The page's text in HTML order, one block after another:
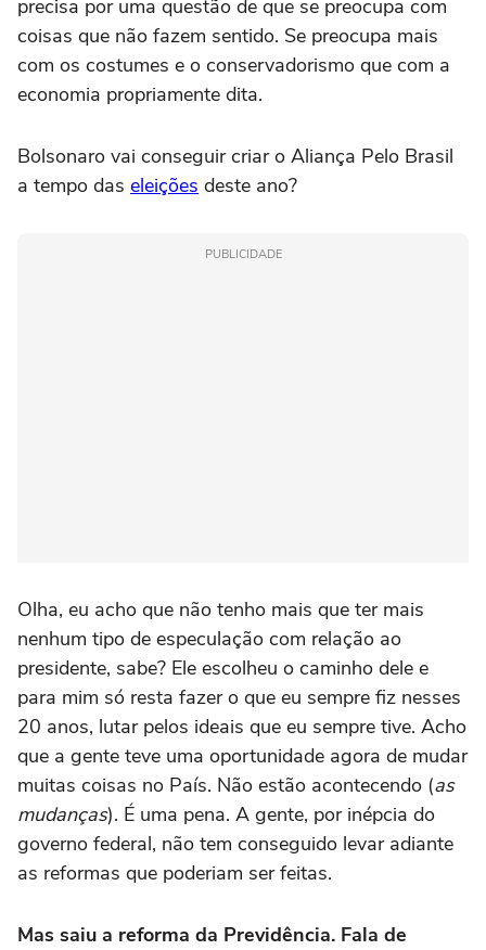
precisa por uma questão de que se preocupa com
coisas que não fazem sentido. Se preocupa mais
com os costumes e o conservadorismo que com a
economia propriamente dita.
Bolsonaro vai conseguir criar o Aliança Pelo Brasil
a tempo das eleições deste ano?
PUBLICIDADE
Olha, eu acho que não tenho mais que ter mais
nenhum tipo de especulação com relação ao
presidente, sabe? Ele escolheu o caminho dele e
para mim só resta fazer o que eu sempre fiz nesses
20 anos, lutar pelos ideais que eu sempre tive. Acho
que a gente teve uma oportunidade agora de mudar
muitas coisas no País. Não estão acontecendo (as
mudanças). É uma pena. A gente, por inépcia do
governo federal, não tem conseguido levar adiante
as reformas que poderiam ser feitas.
Mas saiu a reforma da Previdência. Fala de